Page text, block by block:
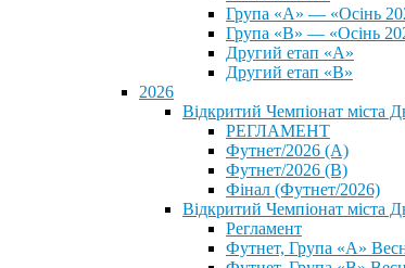
Група «А» — «Осінь
Група «В» — «Осінь
Другий етап «А»
Другий етап «В»
2026
Відкритий Чемпіонат міста
РЕГЛАМЕНТ
Футнет/2026 (А)
Футнет/2026 (В)
Фінал (Футнет/2026)
Відкритий Чемпіонат міста
Регламент
Футнет, Група «А»